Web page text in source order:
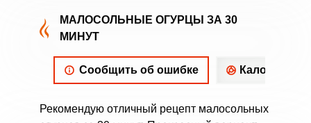
МАЛОСОЛЬНЫЕ ОГУРЦЫ ЗА 30
МИНУТ
Сообщить об ошибке
Рекомендую отличный рецепт малосольных